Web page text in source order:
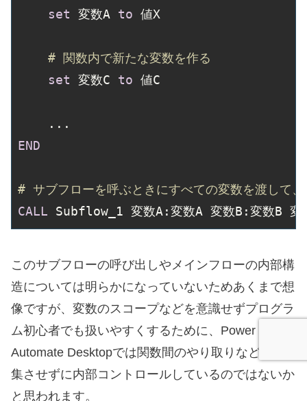
set 変数A to 値X
# 関数内で新たな変数を作る
set 変数C to 値C
END
# サブフローを呼ぶときにすべての変数を渡して
CALL Subflow_1 変数A:変数A 変数B:変数B 変
このサブフローの呼び出しやメインフローの内部構
造については明らかになっていないためあくまで想
像ですが、変数のスコープなどを意識せずプログラ
ム初心者でも扱いやすくするために、Power
Automate Desktopでは関数間のやり取りなどを編
集させずに内部コントロールしているのではないか
と思われます。